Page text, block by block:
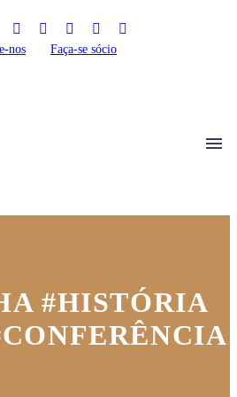
nos Faça-se sócio
#HISTÓRIA